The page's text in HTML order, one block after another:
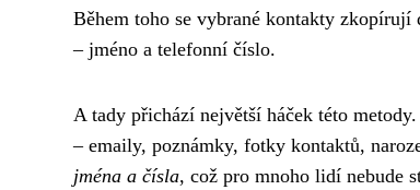
Během toho se vybrané kontakty zkopírují
– jméno a telefonní číslo.
A tady přichází největší háček této
– emaily, poznámky, fotky kontaktů,
jména a čísla, což pro mnoho lidí nebude